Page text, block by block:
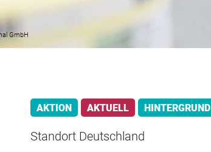
GmbH
AKTION AKTUELL HINTERGRUND
Standort Deutschland